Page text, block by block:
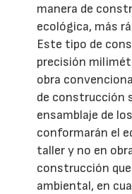
manera de
ecológica, más
Este tipo de
precisión
obra
de construcción
ensamblaje de
conformarán el
taller y no en
construcción
ambiental, en